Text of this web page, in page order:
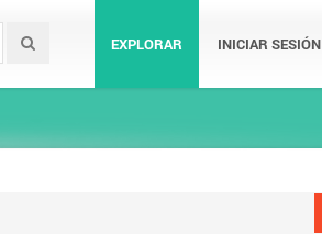
EXPLORAR INICIAR SESIÓN